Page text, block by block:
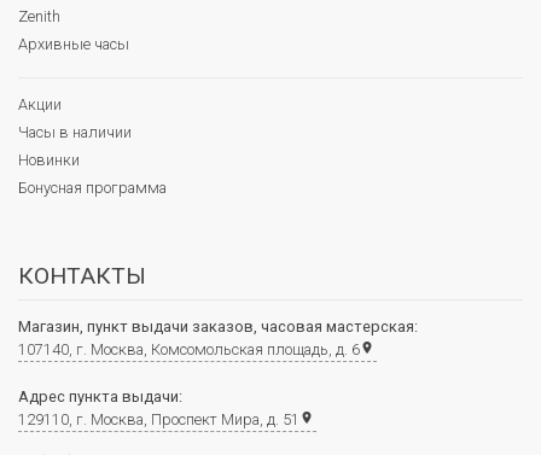
Zenith
Архивные часы
Акции
Часы в наличии
Новинки
Бонусная программа
КОНТАКТЫ
Магазин, пункт выдачи заказов, часовая мастерская:
107140, г. Москва, Комсомольская площадь, д. 6place
Адрес пункта выдачи:
129110, г. Москва, Проспект Мира, д. 51 place